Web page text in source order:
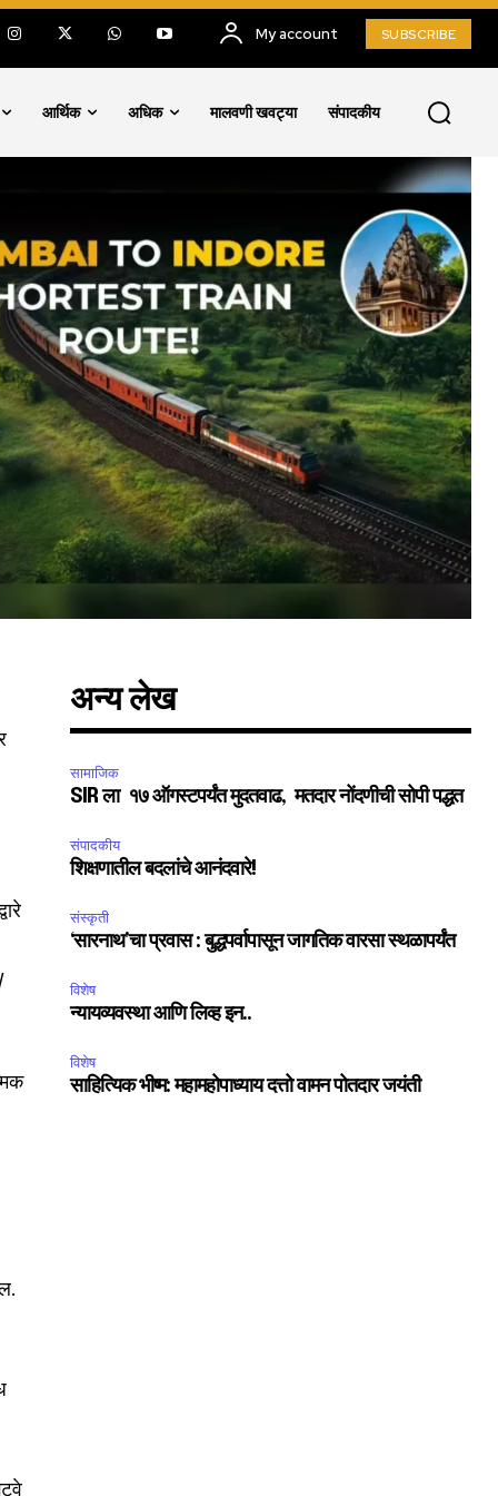
the
My account SUBSCRIBE
आर्थिक अधिक मालवणी खवट्या संपादकीय
अन्य लेख
सामाजिक
SIR ला १७ ऑगस्टपर्यंत मुदतवाढ, मतदार नोंदणीची सोपी पद्धत
संपादकीय
शिक्षणातील बदलांचे आनंदवारे!
संस्कृती
‘सारनाथ’चा प्रवास : बुद्धपर्वापासून जागतिक वारसा स्थळापर्यंत
विशेष
न्यायव्यवस्था आणि लिव्ह इन..
विशेष
साहित्यिक भीष्म: महामहोपाध्याय दत्तो वामन पोतदार जयंती